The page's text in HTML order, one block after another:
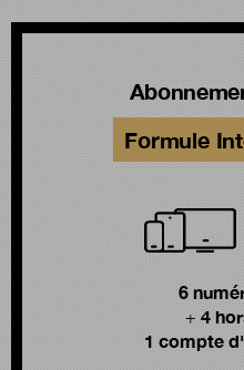
Formule
6
+ 4
1 compte